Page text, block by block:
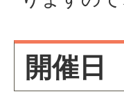
開催日